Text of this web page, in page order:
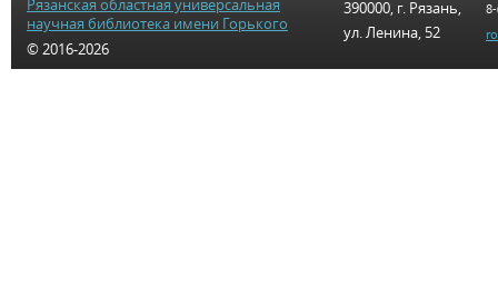
Рязанская областная универсальная
научная библиотека имени Горького
© 2016-2026
390000, г. Рязань,
ул. Ленина, 52